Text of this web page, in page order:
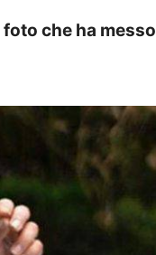
che ha messo